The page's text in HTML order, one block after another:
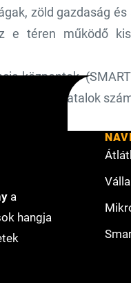
zöld gazdaság
e téren működő
központok
közötti fiatalok
a
hangja